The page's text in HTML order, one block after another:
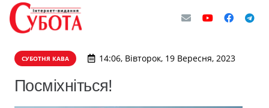
СУБОТНЯ КАВА 14:06, Вівторок, 19 Вересня, 2023
Посміхніться!